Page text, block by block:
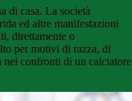
di casa. La società
ed altre manifestazioni
direttamente o
per motivi di razza, di
confronti di un calciatore